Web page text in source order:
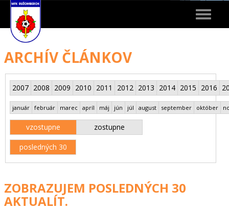
Toggle
ARCHÍV ČLÁNKOV
2007 2008 2009 2010 2011 2012 2013 2014 2015 2016
január február marec apríl máj jún júl august september október
vzostupne zostupne
posledných 30
ZOBRAZUJEM POSLEDNÝCH 30
AKTUALÍT.